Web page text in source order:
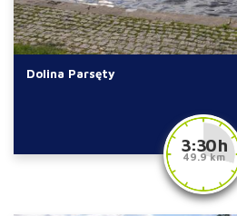
Dolina Parsęty
3:30 h
49.9 km